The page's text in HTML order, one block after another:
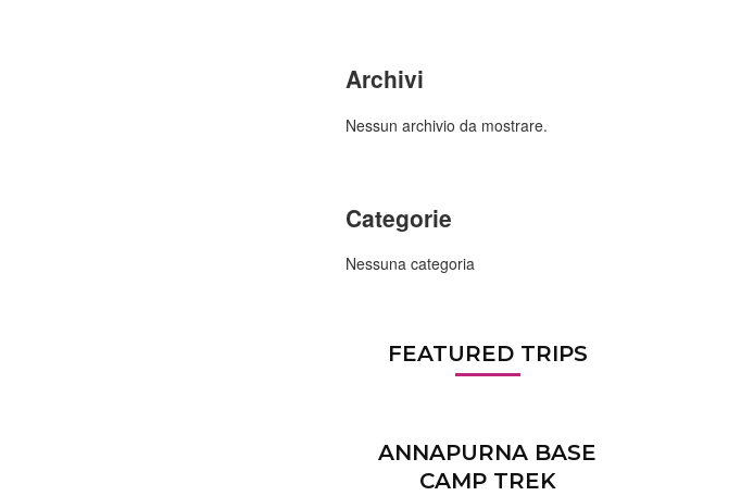
Archivi
Nessun archivio da mostrare.
Categorie
Nessuna categoria
FEATURED TRIPS
ANNAPURNA BASE
CAMP TREK